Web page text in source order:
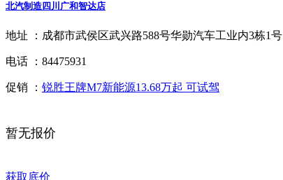
北汽制造四川广和智达店
地址 ： 成都市武侯区武兴路588号华勋汽车工业内3栋1号
电话 ： 84475931
促销 ： 锐胜王牌M7新能源13.68万起 可试驾
暂无报价
获取底价